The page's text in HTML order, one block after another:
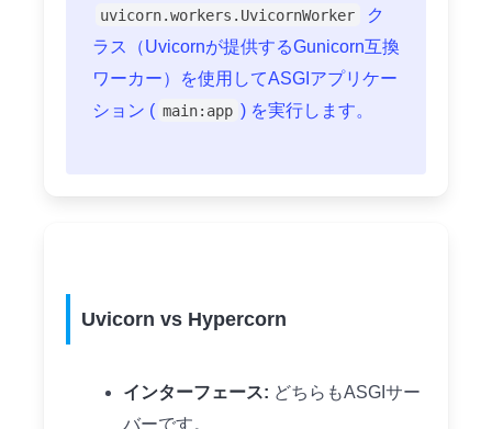
uvicorn.workers.UvicornWorker
ク
ラス（Uvicornが提供するGunicorn互換
ワーカー）を使用してASGIアプリケー
ション ( main:app ) を実行します。
Uvicorn vs Hypercorn
インターフェース: どちらもASGIサー
バーです。